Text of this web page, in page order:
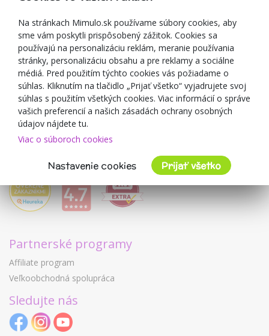
Darčekové poukážky
Zľavové kupóny
Blog
O predajcovi
Mimulo.sk
Obchodné podmienky
Ochrana osobných údajov GDPR
Kontakty
Spolupracujeme
Partnerské programy
Affiliate program
Veľkoobchodná spolupráca
Sledujte nás
Na stránkach Mimulo.sk používame súbory cookies, aby
sme vám poskytli prispôsobený zážitok. Cookies sa
používajú na personalizáciu reklám, meranie používania
stránky, personalizáciu obsahu a pre reklamy a sociálne
médiá. Pred použitím týchto cookies vás požiadame o
súhlas. Kliknutím na tlačidlo „Prijať všetko“ vyjadrujete svoj
súhlas s použitím všetkých cookies. Viac informácií o správe
vašich preferencií a našich zásadách ochrany osobných
údajov nájdete tu.
Viac o súboroch cookies
Nastavenie cookies Prijať všetko